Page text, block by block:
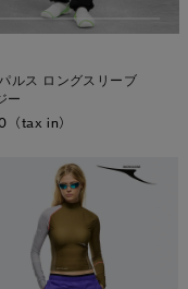
ルス ロングスリーブ
ー
（tax in）